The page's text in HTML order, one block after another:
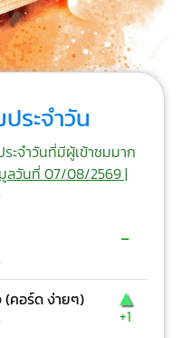
ระจำวัน
จำวันที่มีผู้เข้าชมมาก
ลวันที่ 07/08/2569 |
-
(คอร์ด ง่ายๆ) ▲
+1